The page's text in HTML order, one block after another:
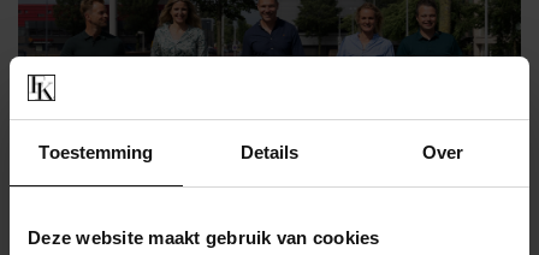
Toestemming Details Over
Deze website maakt gebruik van cookies